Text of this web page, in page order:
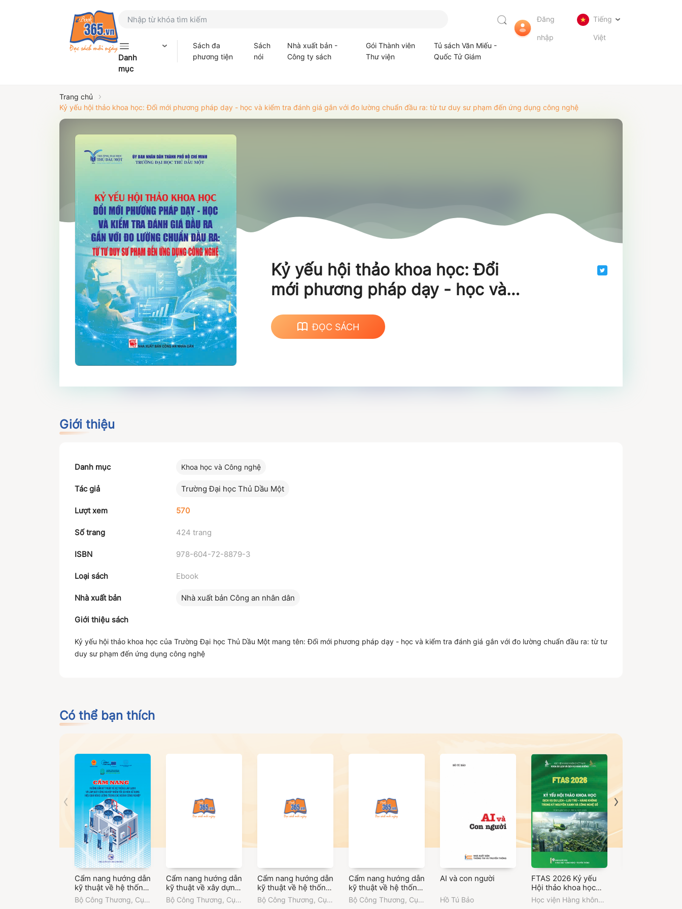
Danh
mục
Sách đa
phương tiện
Sách
nói
Nhà xuất bản -
Công ty sách
Gói Thành viên
Thư viện
Tủ sách Văn Miếu -
Quốc Tử Giám
Đăng
nhập
Tiếng
Việt
Trang chủ
Kỷ yếu hội thảo khoa học: Đổi mới phương pháp dạy - học và kiểm tra đánh giá gắn với đo lường chuẩn đầu ra: từ tư duy sư phạm đến ứng dụng công nghệ
Kỷ yếu hội thảo khoa học: Đổi
mới phương pháp dạy - học và
kiểm tra đánh giá gắn với đo
lường chuẩn đầu ra: từ tư duy sư
ĐỌC SÁCH
Giới thiệu
Danh mục Khoa học và Công nghệ
Tác giả Trường Đại học Thủ Dầu Một
Lượt xem 570
Số trang 424 trang
ISBN 978-604-72-8879-3
Loại sách Ebook
Nhà xuất bản Nhà xuất bản Công an nhân dân
Giới thiệu sách
Kỷ yếu hội thảo khoa học của Trường Đại học Thủ Dầu Một mang tên: Đổi mới phương pháp dạy - học và kiểm tra đánh giá gắn với đo lường chuẩn đầu ra: từ tư
duy sư phạm đến ứng dụng công nghệ
Có thể bạn thích
Cẩm nang hướng dẫn
kỹ thuật về hệ thống
làm lạnh và làm mát
công nghiệp nhằm
Bộ Công Thương, Cục
Cẩm nang hướng dẫn
kỹ thuật về xây dựng
và vận hành hệ
thống quản lý năng
Bộ Công Thương, Cục
Cẩm nang hướng dẫn
kỹ thuật về hệ thống
bơm công nghiệp
nhằm tối ưu hóa sử
Bộ Công Thương, Cục
Cẩm nang hướng dẫn
kỹ thuật về hệ thống
động cơ công nghiệp
nhằm tối ưu hóa sử
Bộ Công Thương, Cục
AI và con người
Hồ Tú Bảo
FTAS 2026 Kỷ yếu
Hội thảo khoa học
Dịch vụ du lịch – lưu
trú – hàng không
Học viện Hàng không